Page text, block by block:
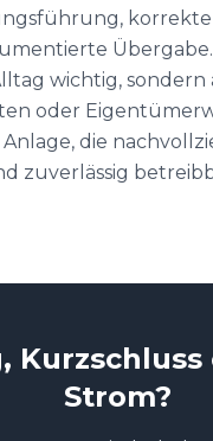
Übergabe.
wichtig, sondern
oder
die
zuverlässig
Kurzschluss
Strom?